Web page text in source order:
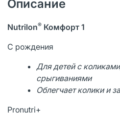
Описание
Nutrilon® Комфорт 1
С рождения
Для детей с
срыгиваниями
Облегчает колики и
Pronutri+